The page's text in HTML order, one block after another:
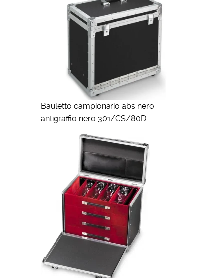
Bauletto campionario abs nero
antigraffio nero 301/CS/80D